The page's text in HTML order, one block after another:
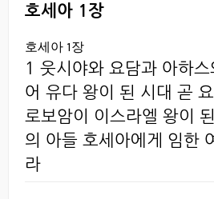
호세아 1장
호세아 1장
1 웃시야와 요담과 아하스
어 유다 왕이 된 시대 곧
로보암이 이스라엘 왕이
의 아들 호세아에게 임한
라